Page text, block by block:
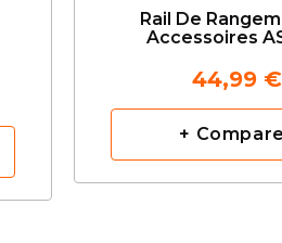
Rail De
Accessoires
44,99 €
+